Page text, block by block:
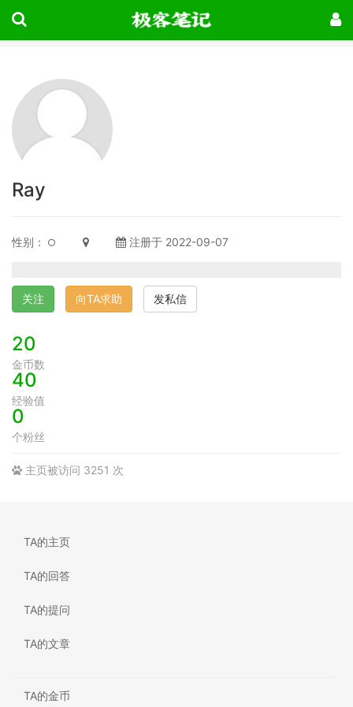
Ray
性别： 注册于 2022-09-07
关注 向TA求助 发私信
20
金币数
40
经验值
0
个粉丝
主页被访问 3251 次
TA的主页
TA的回答
TA的提问
TA的文章
TA的金币